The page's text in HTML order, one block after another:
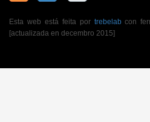
Esta web está feita por trebelabcon
[actualizada en decembro 2015]